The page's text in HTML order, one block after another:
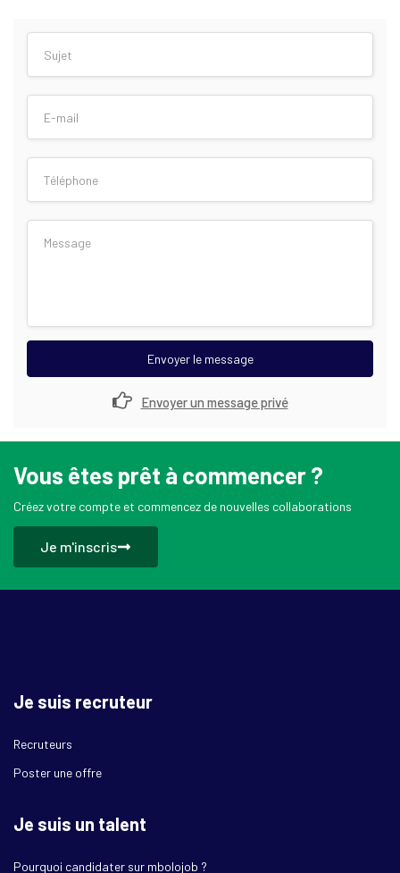
Envoyer le message
Envoyer un message privé
Vous êtes prêt à commencer ?
Créez votre compte et commencez de nouvelles collaborations
Je m'inscris
Je suis recruteur
Recruteurs
Poster une offre
Je suis un talent
Pourquoi candidater sur mbolojob ?